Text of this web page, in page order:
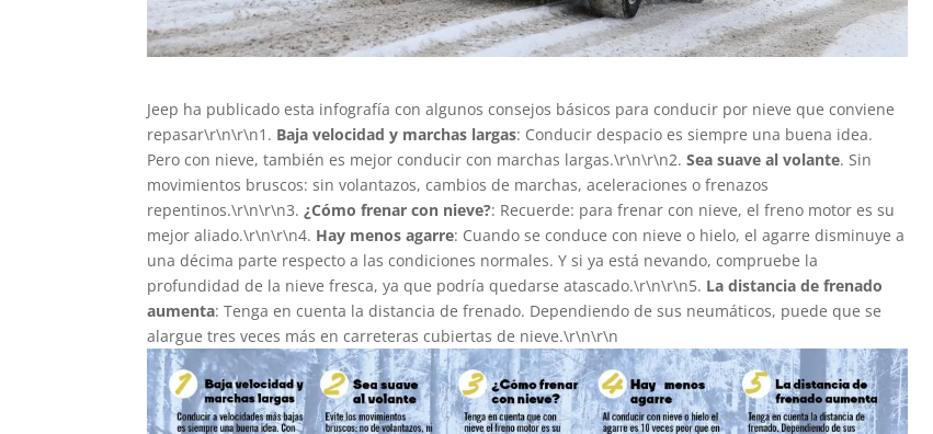
Jeep ha publicado esta infografía con algunos consejos básicos para conducir por nieve que conviene
repasar\r\n\r\n1. Baja velocidad y marchas largas: Conducir despacio es siempre una buena idea.
Pero con nieve, también es mejor conducir con marchas largas.\r\n\r\n2.Sea suave al volante. Sin
movimientos bruscos: sin volantazos, cambios de marchas, aceleraciones o frenazos
repentinos.\r\n\r\n3.¿Cómo frenar con nieve?: Recuerde: para frenar con nieve, el freno motor es su
mejor aliado.\r\n\r\n4. Hay menos agarre: Cuando se conduce con nieve o hielo, el agarre disminuye a
una décima parte respecto a las condiciones normales. Y si ya está nevando, compruebe la
profundidad de la nieve fresca, ya que podría quedarse atascado.\r\n\r\n5. La distancia de frenado
aumenta: Tenga en cuenta la distancia de frenado. Dependiendo de sus neumáticos, puede que se
alargue tres veces más en carreteras cubiertas de nieve.\r\n\r\n